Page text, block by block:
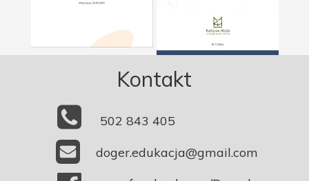
Kontakt
doger.edukacja@gmail.com
502 843 405